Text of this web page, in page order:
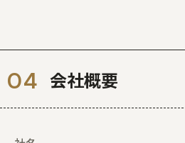
会社概要